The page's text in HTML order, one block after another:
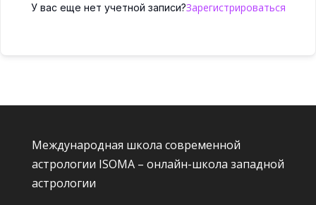
У вас еще нет учетной записи?Зарегистрироваться
Международная школа современной
астрологии ISOMA – онлайн-школа западной
астрологии